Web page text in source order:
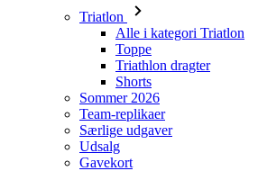
Triatlon
Alle i kategori Triatlon
Toppe
Triathlon dragter
Shorts
Sommer 2026
Team-replikaer
Særlige udgaver
Udsalg
Gavekort